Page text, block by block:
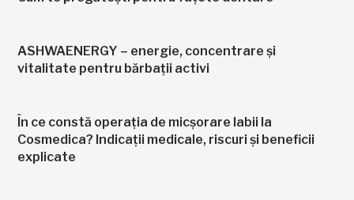
ASHWAENERGY – energie, concentrare și
vitalitate pentru bărbații activi
În ce constă operația de micșorare labii la
Cosmedica? Indicații medicale, riscuri și beneficii
explicate